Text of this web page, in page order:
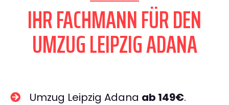
IHR FACHMANN FÜR DEN
UMZUG LEIPZIG ADANA
Umzug Leipzig Adana ab 149€.